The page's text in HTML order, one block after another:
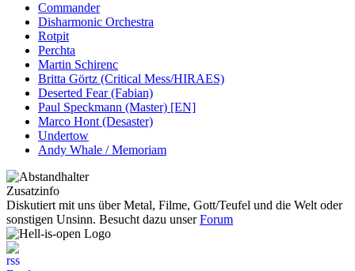
Commander
Disharmonic Orchestra
Rotpit
Perchta
Martin Schirenc
Britta Görtz (Critical Mess/HIRAES)
Deserted Fear (Fabian)
Paul Speckmann (Master) [EN]
Marco Hont (Desaster)
Undertow
Andy Whale / Memoriam
Zusatzinfo
Diskutiert mit uns über Metal, Filme, Gott/Teufel und die Welt oder
sonstigen Unsinn. Besucht dazu unserForum